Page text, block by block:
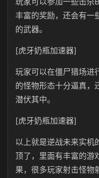
丰富的奖励，还会有一
的武器。
[虎牙奶瓶加速器]
玩家可以在僵尸猎场进
的怪物形态十分逼真，
潜伏其中。
[虎牙奶瓶加速器]
以上就是逆战未来实机
顶了，里面有丰富的游
果，很多玩家射击怪物